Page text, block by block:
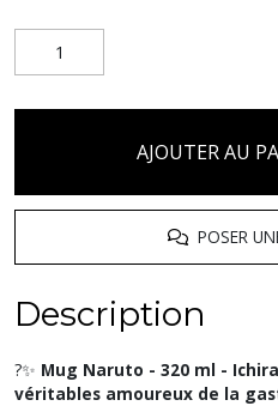
AJOUTER AU
POSER
Description
?✨ Mug Naruto - 320 ml -
véritables amoureux de la